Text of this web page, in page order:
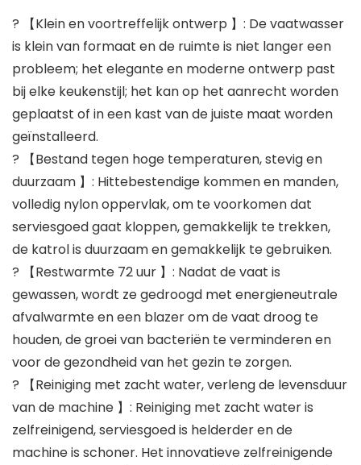
? 【Klein en voortreffelijk ontwerp 】: De vaatwasser
is klein van formaat en de ruimte is niet langer een
probleem; het elegante en moderne ontwerp past
bij elke keukenstijl; het kan op het aanrecht worden
geplaatst of in een kast van de juiste maat worden
geïnstalleerd.
? 【Bestand tegen hoge temperaturen, stevig en
duurzaam 】: Hittebestendige kommen en manden,
volledig nylon oppervlak, om te voorkomen dat
serviesgoed gaat kloppen, gemakkelijk te trekken,
de katrol is duurzaam en gemakkelijk te gebruiken.
? 【Restwarmte 72 uur 】: Nadat de vaat is
gewassen, wordt ze gedroogd met energieneutrale
afvalwarmte en een blazer om de vaat droog te
houden, de groei van bacteriën te verminderen en
voor de gezondheid van het gezin te zorgen.
? 【Reiniging met zacht water, verleng de levensduur
van de machine 】: Reiniging met zacht water is
zelfreinigend, serviesgoed is helderder en de
machine is schoner. Het innovatieve zelfreinigende